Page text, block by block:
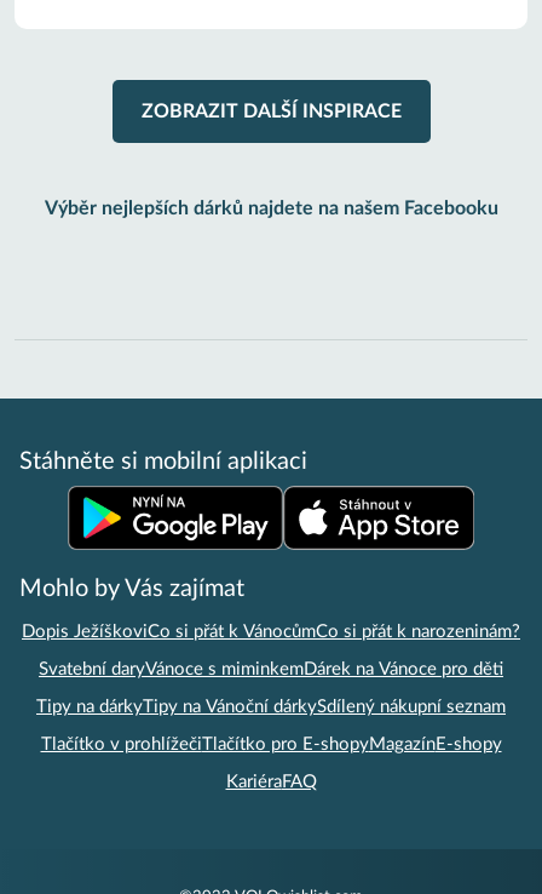
ZOBRAZIT DALŠÍ INSPIRACE
Výběr nejlepších dárků najdete na našem Facebooku
Stáhněte si mobilní aplikaci
Mohlo by Vás zajímat
Dopis JežíškoviCo si přát k VánocůmCo si přát k narozeninám?
Svatební daryVánoce s miminkemDárek na Vánoce pro děti
Tipy na dárkyTipy na Vánoční dárkySdílený nákupní seznam
Tlačítko v prohlížečiTlačítko pro E-shopyMagazínE-shopy
KariéraFAQ